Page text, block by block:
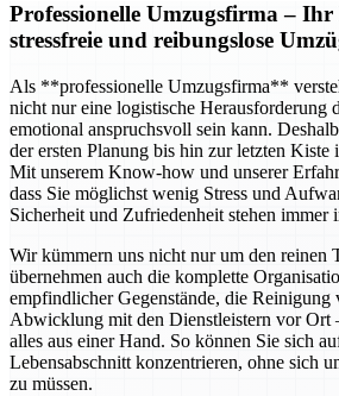
Professionelle Umzugsfirma –
stressfreie und reibungslose
Als **professionelle Umzugsfirma**
nicht nur eine logistische Herausforderung
emotional anspruchsvoll sein kann.
der ersten Planung bis hin zur letzten Kiste
Mit unserem Know-how und unserer
dass Sie möglichst wenig Stress und
Sicherheit und Zufriedenheit stehen immer
Wir kümmern uns nicht nur um den reinen
übernehmen auch die komplette
empfindlicher Gegenstände, die
Abwicklung mit den Dienstleistern vor Ort
alles aus einer Hand. So können Sie sich
Lebensabschnitt konzentrieren, ohne sich
zu müssen.